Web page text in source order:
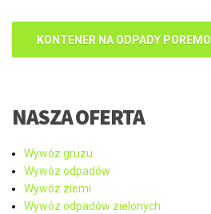
KONTENER NA ODPADY
NASZA OFERTA
Wywóz gruzu
Wywóz odpadów
Wywóz ziemi
Wywóz odpadów zielonych